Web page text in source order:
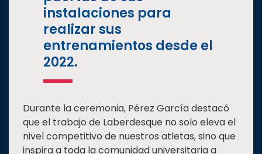
instalaciones para
realizar sus
entrenamientos desde el
2022.
Durante la ceremonia, Pérez García destacó
que el trabajo de Laberdesque no solo eleva el
nivel competitivo de nuestros atletas, sino que
inspira a toda la comunidad universitaria a